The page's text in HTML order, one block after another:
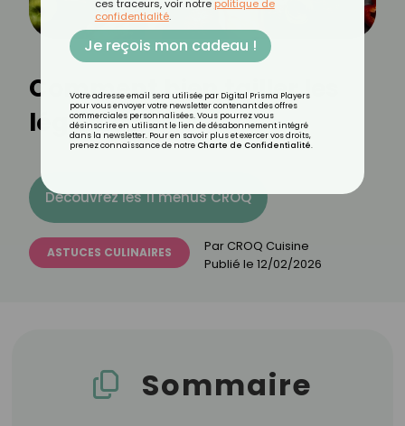
Comment bien tailler les
légumes ?
Découvrez les 11 menus CROQ
ASTUCES CULINAIRES Par CROQ Cuisine
Publié le 12/02/2026
Sommaire
ces traceurs, voir notre politique de
confidentialité.
Je reçois mon cadeau !
Votre adresse email sera utilisée par Digital Prisma Players
pour vous envoyer votre newsletter contenant des offres
commerciales personnalisées. Vous pourrez vous
désinscrire en utilisant le lien de désabonnement intégré
dans la newsletter. Pour en savoir plus et exercer vos droits,
prenez connaissance de notre Charte de Confidentialité.